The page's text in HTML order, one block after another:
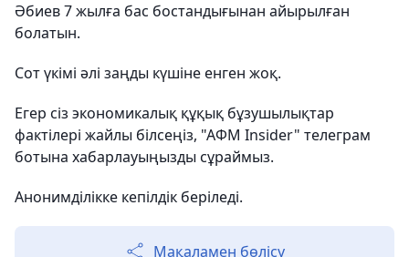
Әбиев 7 жылға бас бостандығынан айырылған
болатын.
Сот үкімі әлі заңды күшіне енген жоқ.
Егер сіз экономикалық құқық бұзушылықтар
фактілері жайлы білсеңіз, "АФМ Insider" телеграм
ботына хабарлауыңызды сұраймыз.
Анонимділікке кепілдік беріледі.
Мақаламен бөлісу